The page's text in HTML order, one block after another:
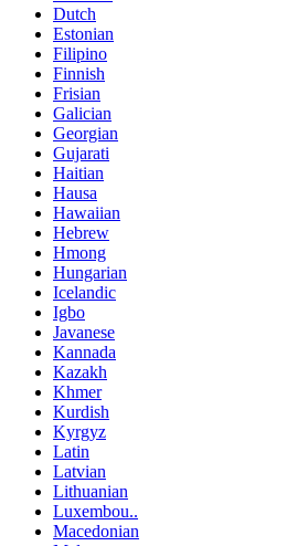
Dutch
Estonian
Filipino
Finnish
Frisian
Galician
Georgian
Gujarati
Haitian
Hausa
Hawaiian
Hebrew
Hmong
Hungarian
Icelandic
Igbo
Javanese
Kannada
Kazakh
Khmer
Kurdish
Kyrgyz
Latin
Latvian
Lithuanian
Luxembou..
Macedonian